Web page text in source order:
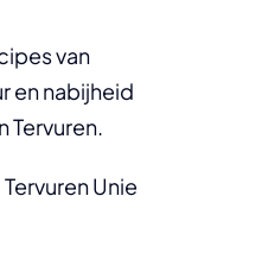
van
en nabijheid
Tervuren.
Unie